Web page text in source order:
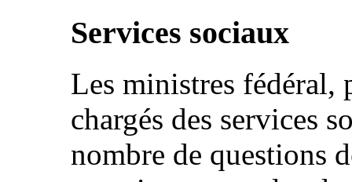
Services sociaux
Les ministres
chargés des services
nombre de questions